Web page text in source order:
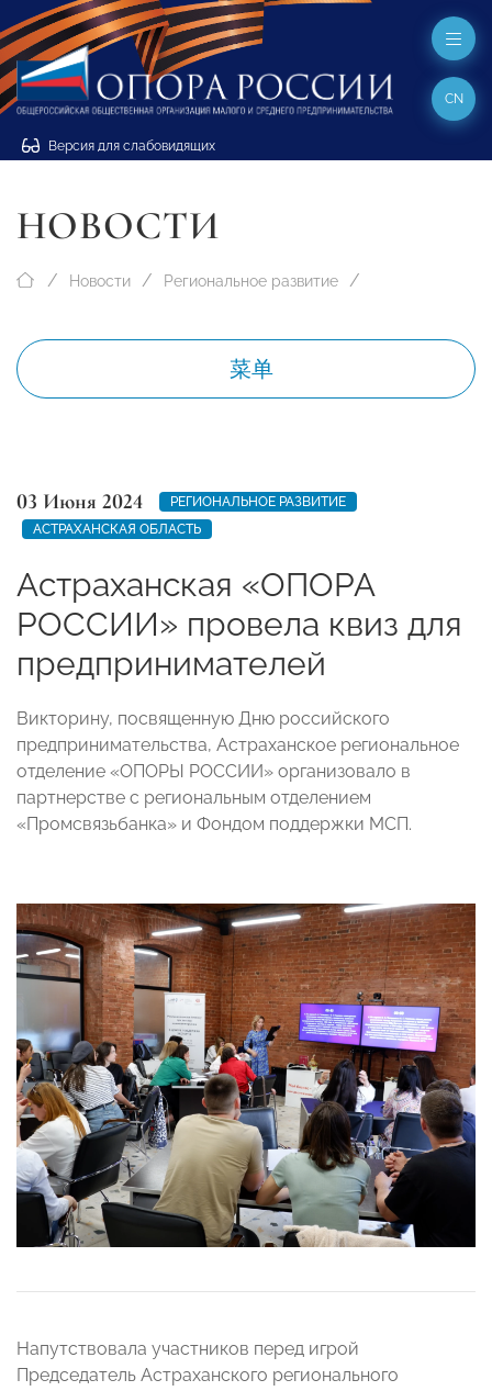
Версия для слабовидящих
CN
НОВОСТИ
Новости Региональное развитие
菜单
03 Июня 2024
РЕГИОНАЛЬНОЕ РАЗВИТИЕ
АСТРАХАНСКАЯ ОБЛАСТЬ
Астраханская «ОПОРА
РОССИИ» провела квиз для
предпринимателей
Викторину, посвященную Дню российского
предпринимательства, Астраханское региональное
отделение «ОПОРЫ РОССИИ» организовало в
партнерстве с региональным отделением
«Промсвязьбанка» и Фондом поддержки МСП.
Напутствовала участников перед игрой
Председатель Астраханского регионального